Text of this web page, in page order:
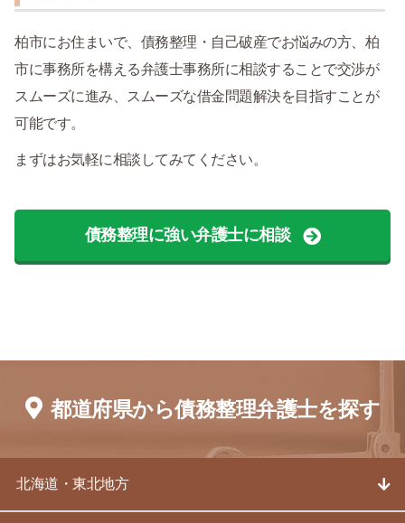
柏市にお住まいで、債務整理・自己破産でお悩みの方、柏
市に事務所を構える弁護士事務所に相談することで交渉が
スムーズに進み、スムーズな借金問題解決を目指すことが
可能です。
まずはお気軽に相談してみてください。
債務整理に強い弁護士に相談
都道府県から債務整理弁護士を探す
北海道・東北地方